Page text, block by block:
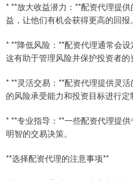
* **放大收益潜力：**配资代理提
益，让他们有机会获得更高的回报。
* **降低风险：**配资代理通常会
这有助于管理风险并保护投资者的
* **灵活交易：**配资代理提供灵
的风险承受能力和投资目标进行定
* **专业指导：**一些配资代理提
明智的交易决策。
**选择配资代理的注意事项**